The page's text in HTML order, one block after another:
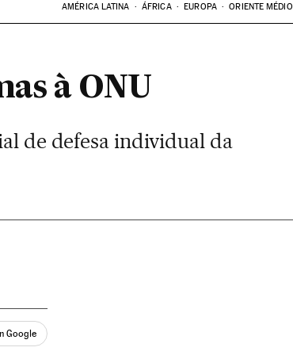
AMÉRICA LATINA ÁFRICA EUROPA ORIENTE MÉDIO
à ONU
de defesa individual da
Google